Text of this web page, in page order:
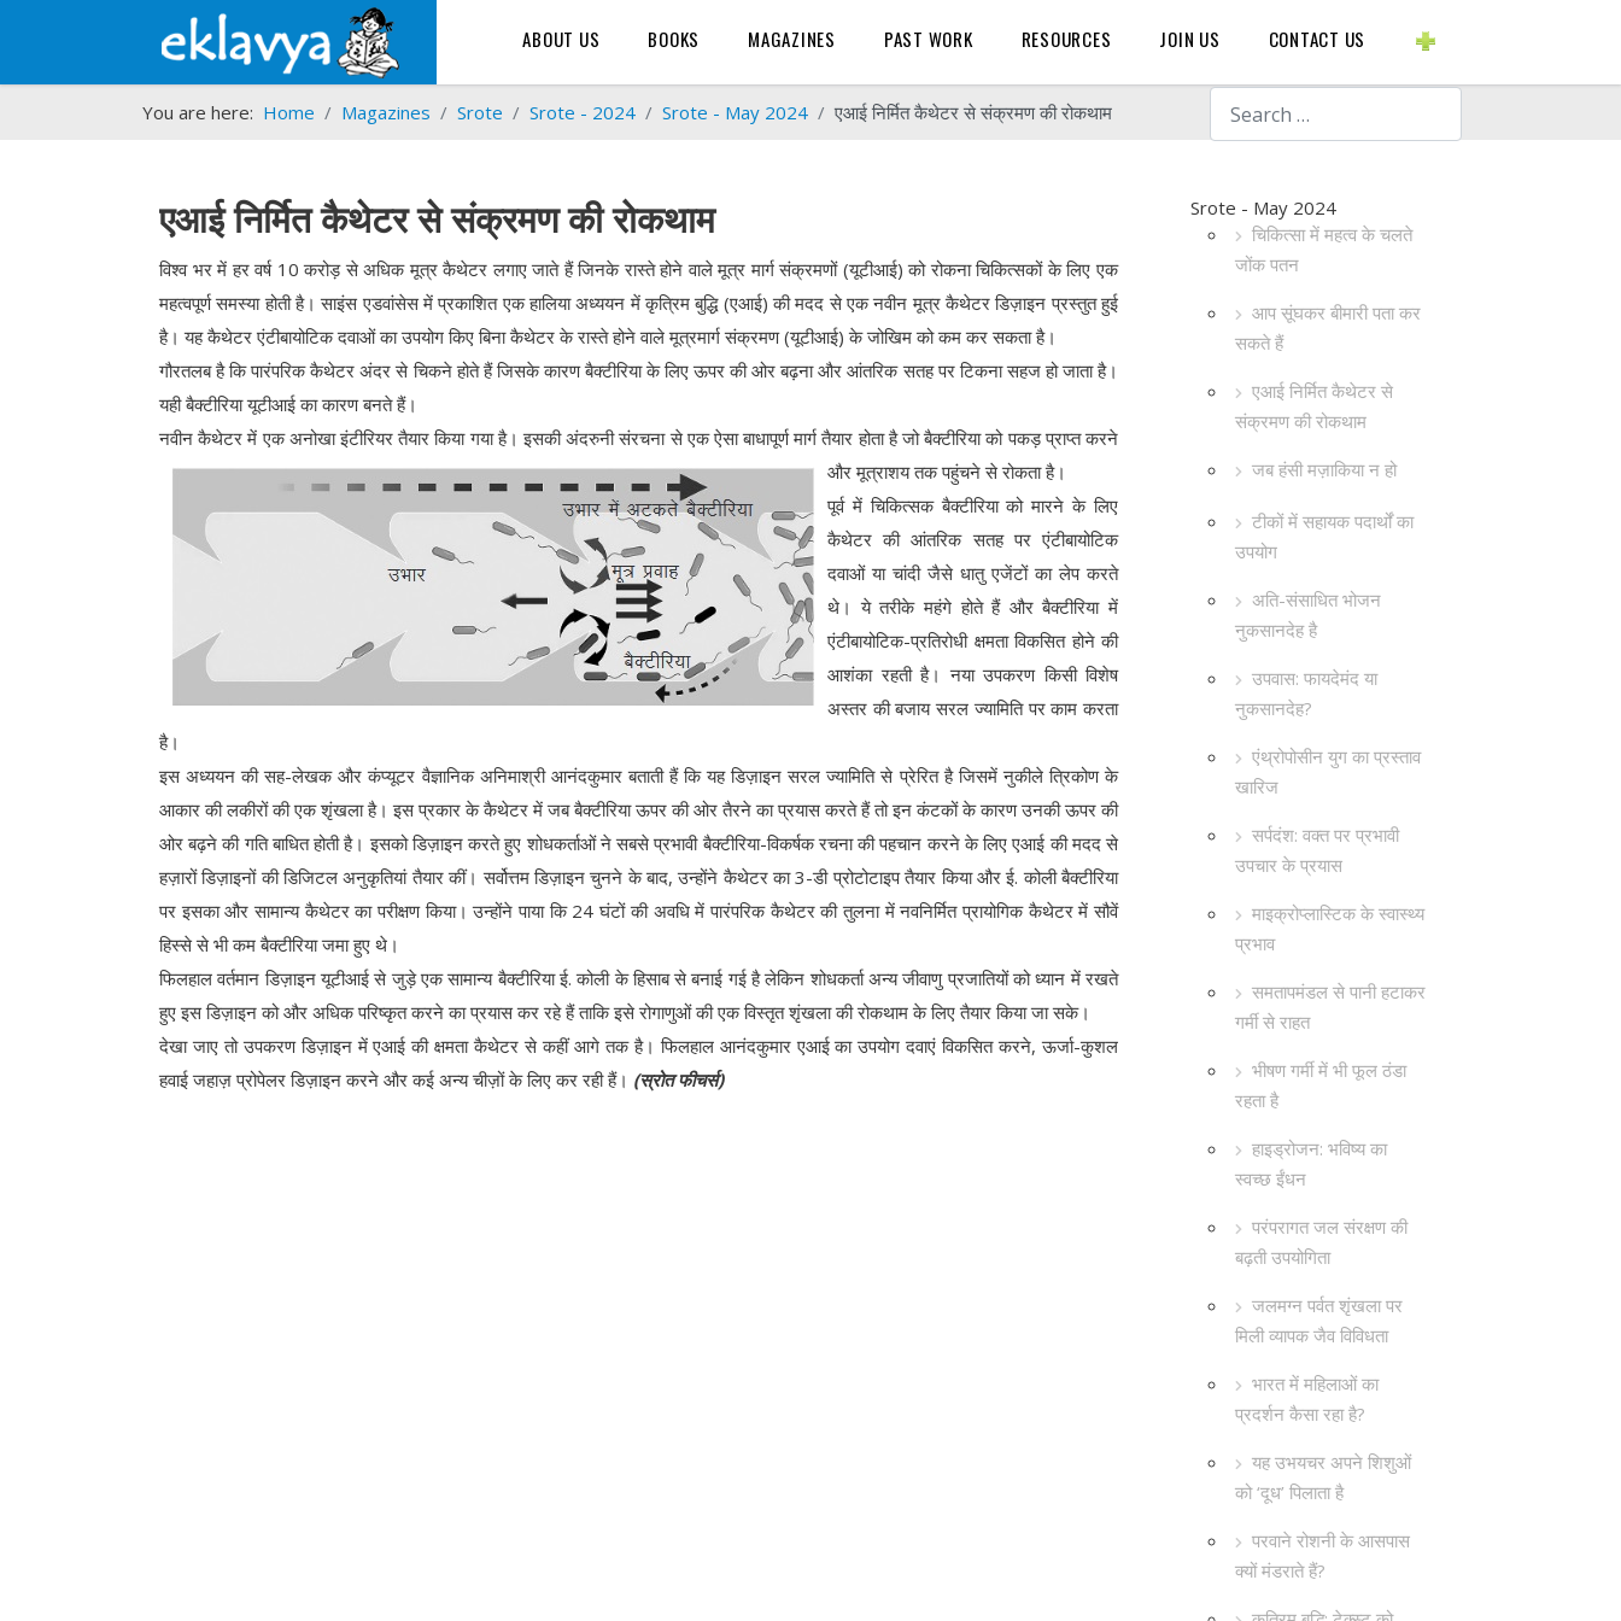
Search
ABOUT US BOOKS MAGAZINES PAST WORK RESOURCES JOIN US CONTACT US
You are here: Home Magazines Srote Srote - 2024 Srote - May 2024 एआई निर्मित कैथेटर से संक्रमण की रोकथाम
Srote - May 2024
चिकित्सा में महत्व के चलते
जोंक पतन
आप सूंघकर बीमारी पता कर
सकते हैं
एआई निर्मित कैथेटर से
संक्रमण की रोकथाम
जब हंसी मज़ाकिया न हो
टीकों में सहायक पदार्थों का
उपयोग
अति-संसाधित भोजन
नुकसानदेह है
उपवास: फायदेमंद या
नुकसानदेह?
एंथ्रोपोसीन युग का प्रस्ताव
खारिज
सर्पदंश: वक्त पर प्रभावी
उपचार के प्रयास
माइक्रोप्लास्टिक के स्वास्थ्य
प्रभाव
समतापमंडल से पानी हटाकर
गर्मी से राहत
भीषण गर्मी में भी फूल ठंडा
रहता है
हाइड्रोजन: भविष्य का
स्वच्छ ईंधन
परंपरागत जल संरक्षण की
बढ़ती उपयोगिता
जलमग्न पर्वत शृंखला पर
मिली व्यापक जैव विविधता
भारत में महिलाओं का
प्रदर्शन कैसा रहा है?
यह उभयचर अपने शिशुओं
को ‘दूध’ पिलाता है
परवाने रोशनी के आसपास
क्यों मंडराते हैं?
एआई निर्मित कैथेटर से संक्रमण की रोकथाम
विश्व भर में हर वर्ष 10 करोड़ से अधिक मूत्र कैथेटर लगाए जाते हैं जिनके रास्ते होने वाले मूत्र मार्ग संक्रमणों (यूटीआई) को रोकना चिकित्सकों के लिए एक
महत्वपूर्ण समस्या होती है। साइंस एडवांसेस में प्रकाशित एक हालिया अध्ययन में कृत्रिम बुद्धि (एआई) की मदद से एक नवीन मूत्र कैथेटर डिज़ाइन प्रस्तुत हुई
है। यह कैथेटर एंटीबायोटिक दवाओं का उपयोग किए बिना कैथेटर के रास्ते होने वाले मूत्रमार्ग संक्रमण (यूटीआई) के जोखिम को कम कर सकता है।
गौरतलब है कि पारंपरिक कैथेटर अंदर से चिकने होते हैं जिसके कारण बैक्टीरिया के लिए ऊपर की ओर बढ़ना और आंतरिक सतह पर टिकना सहज हो जाता है।
यही बैक्टीरिया यूटीआई का कारण बनते हैं।
नवीन कैथेटर में एक अनोखा इंटीरियर तैयार किया गया है। इसकी अंदरुनी संरचना से एक ऐसा बाधापूर्ण मार्ग तैयार होता है जो बैक्टीरिया को पकड़ प्राप्त करने
और मूत्राशय तक पहुंचने से रोकता है।
पूर्व में चिकित्सक बैक्टीरिया को मारने के लिए
कैथेटर की आंतरिक सतह पर एंटीबायोटिक
दवाओं या चांदी जैसे धातु एजेंटों का लेप करते
थे। ये तरीके महंगे होते हैं और बैक्टीरिया में
एंटीबायोटिक-प्रतिरोधी क्षमता विकसित होने की
आशंका रहती है। नया उपकरण किसी विशेष
अस्तर की बजाय सरल ज्यामिति पर काम करता
है।
इस अध्ययन की सह-लेखक और कंप्यूटर वैज्ञानिक अनिमाश्री आनंदकुमार बताती हैं कि यह डिज़ाइन सरल ज्यामिति से प्रेरित है जिसमें नुकीले त्रिकोण के
आकार की लकीरों की एक शृंखला है। इस प्रकार के कैथेटर में जब बैक्टीरिया ऊपर की ओर तैरने का प्रयास करते हैं तो इन कंटकों के कारण उनकी ऊपर की
ओर बढ़ने की गति बाधित होती है। इसको डिज़ाइन करते हुए शोधकर्ताओं ने सबसे प्रभावी बैक्टीरिया-विकर्षक रचना की पहचान करने के लिए एआई की मदद से
हज़ारों डिज़ाइनों की डिजिटल अनुकृतियां तैयार कीं। सर्वोत्तम डिज़ाइन चुनने के बाद, उन्होंने कैथेटर का 3-डी प्रोटोटाइप तैयार किया और ई. कोली बैक्टीरिया
पर इसका और सामान्य कैथेटर का परीक्षण किया। उन्होंने पाया कि 24 घंटों की अवधि में पारंपरिक कैथेटर की तुलना में नवनिर्मित प्रायोगिक कैथेटर में सौवें
हिस्से से भी कम बैक्टीरिया जमा हुए थे।
फिलहाल वर्तमान डिज़ाइन यूटीआई से जुड़े एक सामान्य बैक्टीरिया ई. कोली के हिसाब से बनाई गई है लेकिन शोधकर्ता अन्य जीवाणु प्रजातियों को ध्यान में रखते
हुए इस डिज़ाइन को और अधिक परिष्कृत करने का प्रयास कर रहे हैं ताकि इसे रोगाणुओं की एक विस्तृत शृंखला की रोकथाम के लिए तैयार किया जा सके।
देखा जाए तो उपकरण डिज़ाइन में एआई की क्षमता कैथेटर से कहीं आगे तक है। फिलहाल आनंदकुमार एआई का उपयोग दवाएं विकसित करने, ऊर्जा-कुशल
हवाई जहाज़ प्रोपेलर डिज़ाइन करने और कई अन्य चीज़ों के लिए कर रही हैं। (स्रोत फीचर्स)